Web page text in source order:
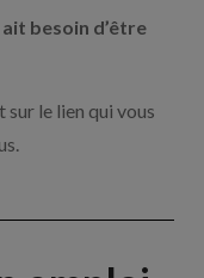
besoin d’être
le lien qui vous